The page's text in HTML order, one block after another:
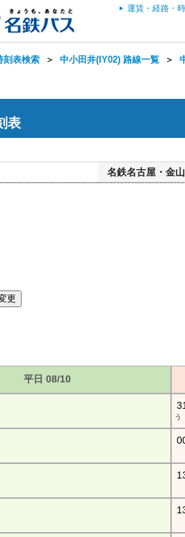
運賃・経路・
刻表検索 ＞ 中小田井(IY02) 路線一覧 ＞
表
名鉄名古屋・金
更
平日 08/10
う